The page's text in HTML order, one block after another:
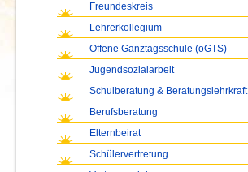
Freundeskreis
Lehrerkollegium
Offene Ganztagsschule (oGTS)
Jugendsozialarbeit
Schulberatung & Beratungslehrkraft
Berufsberatung
Elternbeirat
Schülervertretung